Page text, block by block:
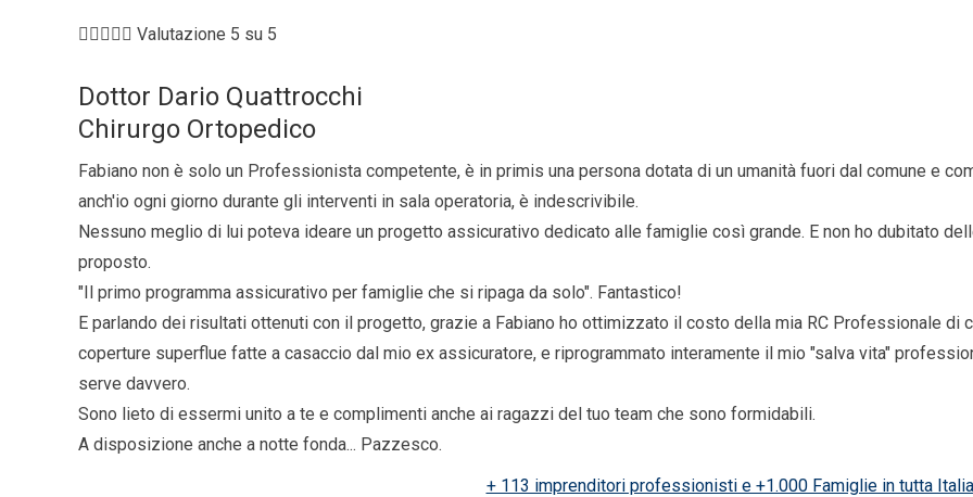
 Valutazione 5 su 5
Dottor Dario Quattrocchi
Chirurgo Ortopedico
Fabiano non è solo un Professionista competente, è in primis una persona dotata di un umanità fuori dal comune e
anch'io ogni giorno durante gli interventi in sala operatoria, è indescrivibile.
Nessuno meglio di lui poteva ideare un progetto assicurativo dedicato alle famiglie così grande. E non ho dubitato
proposto.
"Il primo programma assicurativo per famiglie che si ripaga da solo". Fantastico!
E parlando dei risultati ottenuti con il progetto, grazie a Fabiano ho ottimizzato il costo della mia RC Professionale di
coperture superflue fatte a casaccio dal mio ex assicuratore, e riprogrammato interamente il mio "salva vita"
serve davvero.
Sono lieto di essermi unito a te e complimenti anche ai ragazzi del tuo team che sono formidabili.
A disposizione anche a notte fonda... Pazzesco.
+ 113 imprenditori professionisti e +1.000 Famiglie in tutta Italia